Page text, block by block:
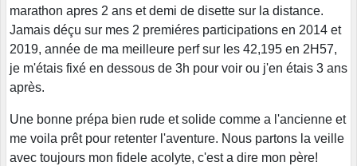
marathon apres 2 ans et demi de disette sur la distance.
Jamais déçu sur mes 2 premiéres participations en 2014 et
2019, année de ma meilleure perf sur les 42,195 en 2H57,
je m'étais fixé en dessous de 3h pour voir ou j'en étais 3 ans
après.
Une bonne prépa bien rude et solide comme a l'ancienne et
me voila prêt pour retenter l'aventure. Nous partons la veille
avec toujours mon fidele acolyte, c'est a dire mon père!